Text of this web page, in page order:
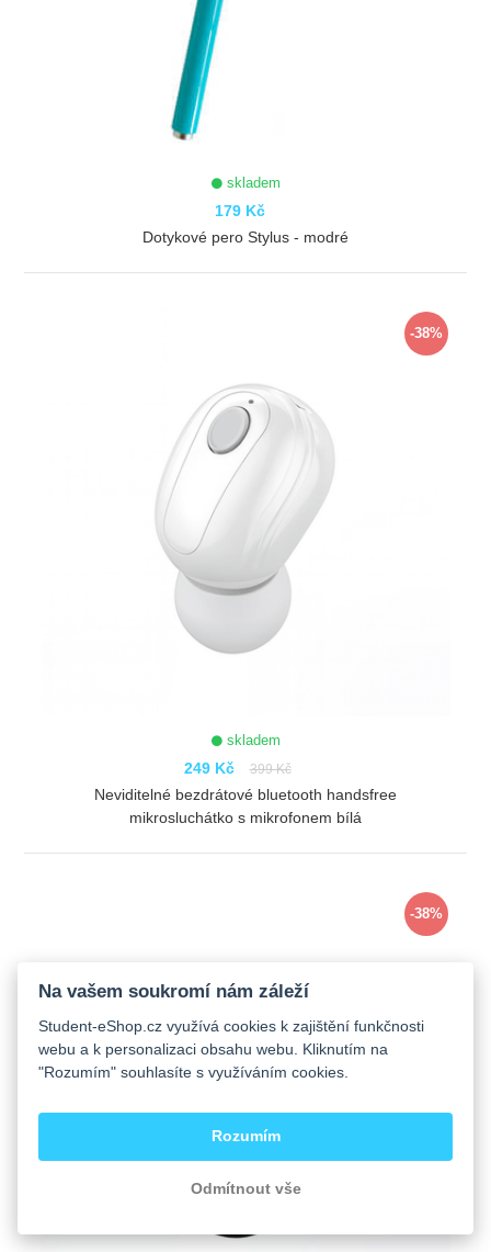
skladem
179 Kč
Dotykové pero Stylus - modré
-38%
skladem
249 Kč 399 Kč
Neviditelné bezdrátové bluetooth handsfree
mikrosluchátko s mikrofonem bílá
-38%
Na vašem soukromí nám záleží
Student-eShop.cz využívá cookies k zajištění funkčnosti
webu a k personalizaci obsahu webu. Kliknutím na
"Rozumím" souhlasíte s využíváním cookies.
Rozumím
Odmítnout vše